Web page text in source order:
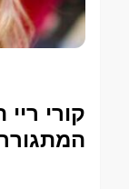
קורי